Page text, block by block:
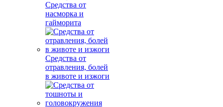
Средства от
насморка и
гайморита
Средства от
отравления, болей
в животе и изжоги